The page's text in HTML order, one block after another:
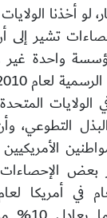
أخذنا
واحدة غير
الولايات
التطوعي،
بعض